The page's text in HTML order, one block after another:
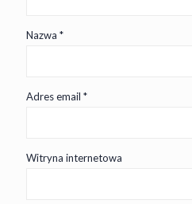
Nazwa *
Adres email *
Witryna internetowa